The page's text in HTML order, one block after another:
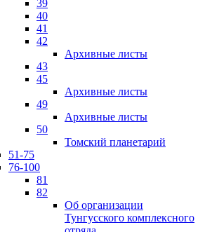
39
40
41
42
Архивные листы
43
45
Архивные листы
49
Архивные листы
50
Томский планетарий
51-75
76-100
81
82
Об организации
Тунгусского комплексного